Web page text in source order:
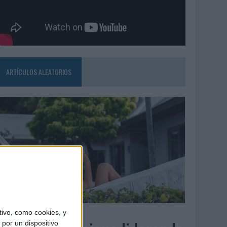
como cookies, y
un dispositivo
ARTÍCULOS ALEATORIOS
08/2026